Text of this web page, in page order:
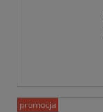
promocja